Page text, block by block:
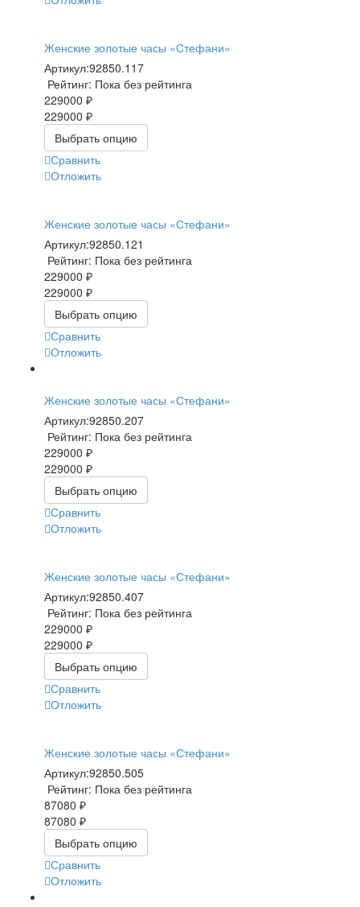
Женские золотые часы «Стефани»
Артикул:92850.117
Рейтинг: Пока без рейтинга
229000 ₽
229000 ₽
Выбрать опцию
Сравнить
Отложить
Женские золотые часы «Стефани»
Артикул:92850.121
Рейтинг: Пока без рейтинга
229000 ₽
229000 ₽
Выбрать опцию
Сравнить
Отложить
Женские золотые часы «Стефани»
Артикул:92850.207
Рейтинг: Пока без рейтинга
229000 ₽
229000 ₽
Выбрать опцию
Сравнить
Отложить
Женские золотые часы «Стефани»
Артикул:92850.407
Рейтинг: Пока без рейтинга
229000 ₽
229000 ₽
Выбрать опцию
Сравнить
Отложить
Женские золотые часы «Стефани»
Артикул:92850.505
Рейтинг: Пока без рейтинга
87080 ₽
87080 ₽
Выбрать опцию
Сравнить
Отложить